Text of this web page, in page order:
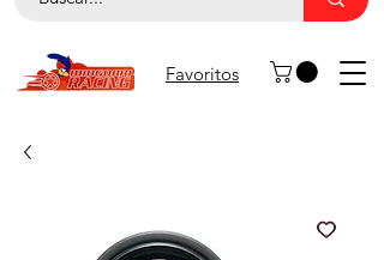
Favoritos